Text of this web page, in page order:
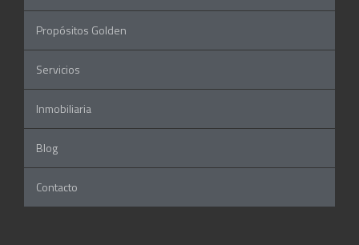
Propósitos Golden
Servicios
Inmobiliaria
Blog
Contacto